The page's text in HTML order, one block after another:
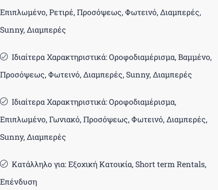
Επιπλωμένο, Ρετιρέ, Προσόψεως, Φωτεινό, Διαμπερές,
Sunny, Διαμπερές
Ιδιαίτερα Χαρακτηριστικά: Οροφοδιαμέρισμα, Βαμμένο,
Προσόψεως, Φωτεινό, Διαμπερές, Sunny, Διαμπερές
Ιδιαίτερα Χαρακτηριστικά: Οροφοδιαμέρισμα,
Επιπλωμένο, Γωνιακό, Προσόψεως, Φωτεινό, Διαμπερές,
Sunny, Διαμπερές
Κατάλληλο για: Εξοχική Κατοικία, Short term Rentals,
Επένδυση